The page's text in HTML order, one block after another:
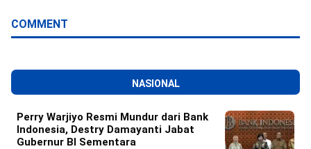
COMMENT
NASIONAL
Perry Warjiyo Resmi Mundur dari Bank
Indonesia, Destry Damayanti Jabat
Gubernur BI Sementara